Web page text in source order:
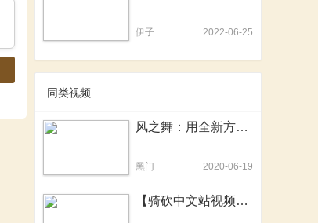
伊子 2022-06-25
同类视频
风之舞：用全新方式打开骑马与砍杀2霸主
黑门 2020-06-19
【骑砍中文站视频大赛】潘德拉克之战1